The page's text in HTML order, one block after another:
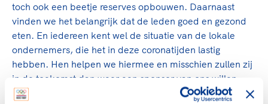
toch ook een beetje reserves opbouwen. Daarnaast
vinden we het belangrijk dat de leden goed en gezond
eten. En iedereen kent wel de situatie van de lokale
ondernemers, die het in deze coronatijden lastig
hebben. Hen helpen we hiermee en misschien zullen zij
in de toekomst dan weer een sponsor van ons willen
zijn."